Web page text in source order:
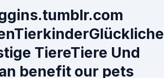
TiereTiere Und
benefit our pets